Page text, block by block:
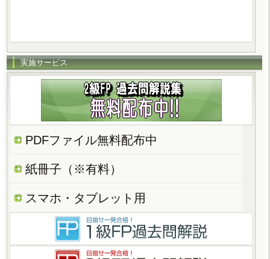
実施サービス
PDFファイル無料配布中
紙冊子（※有料）
スマホ・タブレット用